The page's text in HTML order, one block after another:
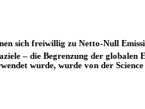
sich freiwillig zu Netto-Null
– die Begrenzung der
wurde, wurde von der